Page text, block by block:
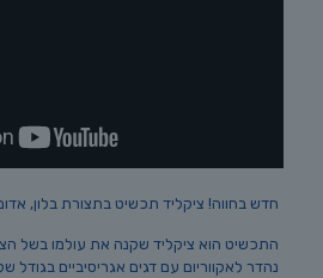
חדש בחווה! ציקליד תכשיט בתצורת בלון,
התכשיט הוא ציקליד שקנה את עולמו בשל
נהדר לאקווריום עם דגים אגריסיביים בגודל